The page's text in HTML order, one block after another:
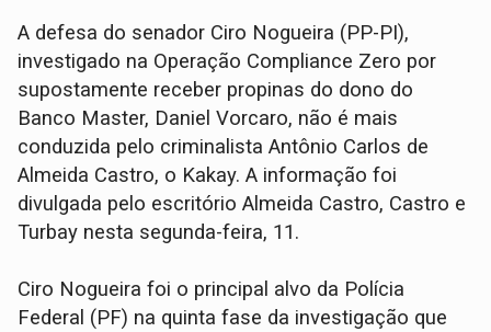
A defesa do senador Ciro Nogueira (PP-PI),
investigado na Operação Compliance Zero por
supostamente receber propinas do dono do
Banco Master, Daniel Vorcaro, não é mais
conduzida pelo criminalista Antônio Carlos de
Almeida Castro, o Kakay. A informação foi
divulgada pelo escritório Almeida Castro, Castro e
Turbay nesta segunda-feira, 11.
Ciro Nogueira foi o principal alvo da Polícia
Federal (PF) na quinta fase da investigação que